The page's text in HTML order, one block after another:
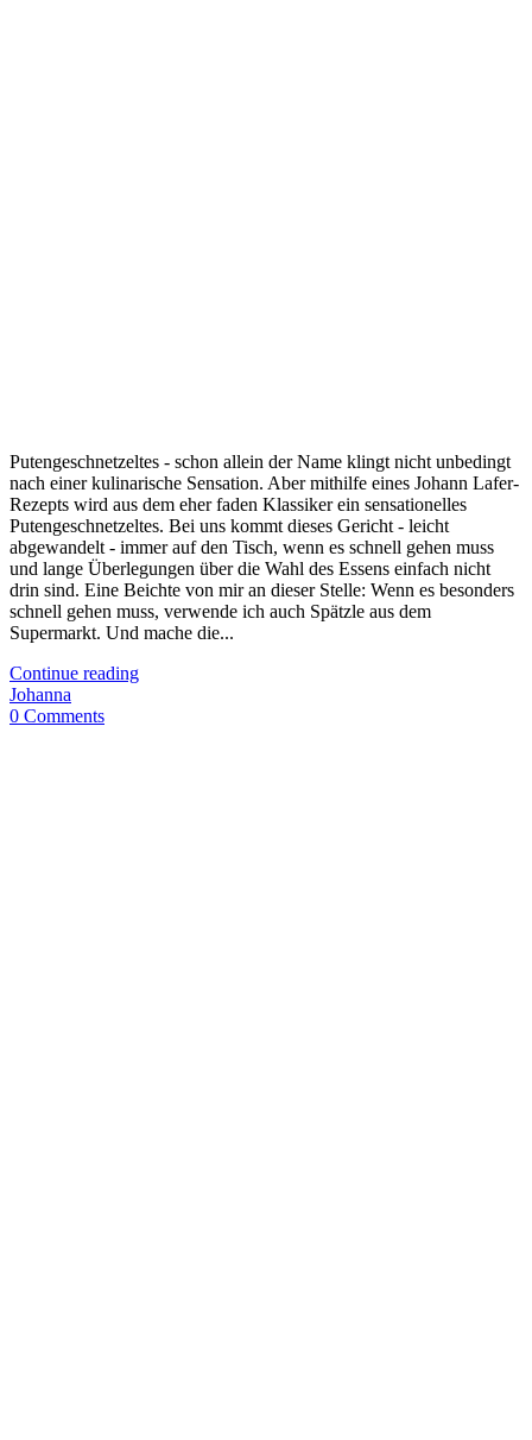
Putengeschnetzeltes - schon allein der Name klingt nicht unbedingt
nach einer kulinarische Sensation. Aber mithilfe eines Johann Lafer-
Rezepts wird aus dem eher faden Klassiker ein sensationelles
Putengeschnetzeltes. Bei uns kommt dieses Gericht - leicht
abgewandelt - immer auf den Tisch, wenn es schnell gehen muss
und lange Überlegungen über die Wahl des Essens einfach nicht
drin sind. Eine Beichte von mir an dieser Stelle: Wenn es besonders
schnell gehen muss, verwende ich auch Spätzle aus dem
Supermarkt. Und mache die...
Continue reading
Johanna
0 Comments